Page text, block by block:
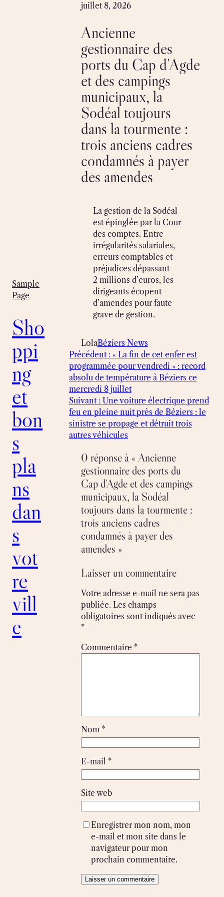
Sample
Page
Sho
ppi
ng
et
bon
s
pla
ns
dan
s
vot
re
vill
e
juillet 8, 2026
Ancienne
gestionnaire des
ports du Cap d’Agde
et des campings
municipaux, la
Sodéal toujours
dans la tourmente :
trois anciens cadres
condamnés à payer
des amendes
La gestion de la Sodéal
est épinglée par la Cour
des comptes. Entre
irrégularités salariales,
erreurs comptables et
préjudices dépassant
2 millions d’euros, les
dirigeants écopent
d’amendes pour faute
grave de gestion.
LolaBéziers News
Précédent : « La fin de cet enfer est
programmée pour vendredi » : record
absolu de température à Béziers ce
mercredi 8 juillet
Suivant : Une voiture électrique prend
feu en pleine nuit près de Béziers : le
sinistre se propage et détruit trois
autres véhicules
0 réponse à « Ancienne
gestionnaire des ports du
Cap d’Agde et des campings
municipaux, la Sodéal
toujours dans la tourmente :
trois anciens cadres
condamnés à payer des
amendes »
Laisser un commentaire
Votre adresse e-mail ne sera pas
publiée. Les champs
obligatoires sont indiqués avec
*
Commentaire *
Nom *
E-mail *
Site web
Enregistrer mon nom, mon
e-mail et mon site dans le
navigateur pour mon
prochain commentaire.